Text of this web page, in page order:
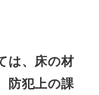
は、床の材
防犯上の課